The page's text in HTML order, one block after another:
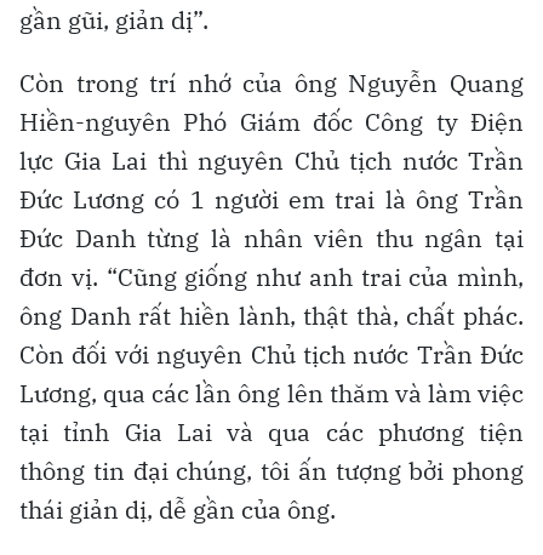
gần gũi, giản dị”.
Còn trong trí nhớ của ông Nguyễn Quang
Hiền-nguyên Phó Giám đốc Công ty Điện
lực Gia Lai thì nguyên Chủ tịch nước Trần
Đức Lương có 1 người em trai là ông Trần
Đức Danh từng là nhân viên thu ngân tại
đơn vị. “Cũng giống như anh trai của mình,
ông Danh rất hiền lành, thật thà, chất phác.
Còn đối với nguyên Chủ tịch nước Trần Đức
Lương, qua các lần ông lên thăm và làm việc
tại tỉnh Gia Lai và qua các phương tiện
thông tin đại chúng, tôi ấn tượng bởi phong
thái giản dị, dễ gần của ông.